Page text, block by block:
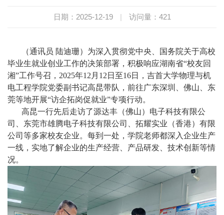
日期：2025-12-19 | 访问量： 421
（通讯员 陆迪珊）为深入贯彻党中央、国务院关于高校
毕业生就业创业工作的决策部署，积极响应湖南省“校友回
湘”工作号召，2025年12月12日至16日，吉首大学物理与机
电工程学院党委副书记高昆带队，前往广东深圳、佛山、东
莞等地开展“访企拓岗促就业”专项行动。
高昆一行先后走访了源达丰（佛山）电子科技有限公
司、东莞市雄腾电子科技有限公司、拓耀实业（香港）有限
公司等多家校友企业。每到一处，学院老师都深入企业生产
一线，实地了解企业的生产经营、产品研发、技术创新等情
况。